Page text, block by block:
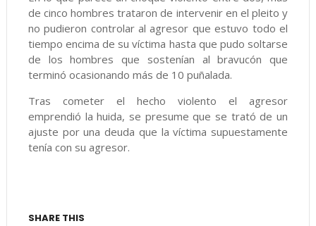
de cinco hombres trataron de intervenir en el pleito y
no pudieron controlar al agresor que estuvo todo el
tiempo encima de su víctima hasta que pudo soltarse
de los hombres que sostenían al bravucón que
terminó ocasionando más de 10 puñalada.
Tras cometer el hecho violento el agresor
emprendió la huida, se presume que se trató de un
ajuste por una deuda que la víctima supuestamente
tenía con su agresor.
SHARE THIS